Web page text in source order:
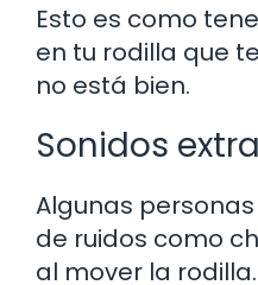
Esto es como
en tu rodilla que
no está bien.
Sonidos
Algunas
de ruidos como
al mover la rodilla.